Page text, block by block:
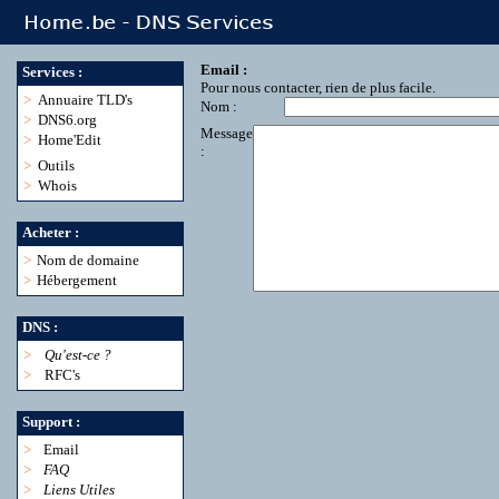
Services :
> Annuaire TLD's
> DNS6.org
> Home'Edit
> Outils
> Whois
Acheter :
> Nom de domaine
> Hébergement
DNS :
>
Qu'est-ce ?
>
RFC's
Support :
>
Email
>
FAQ
>
Liens Utiles
Email :
Pour nous contacter, rien de plus facile.
Nom :
Message
: